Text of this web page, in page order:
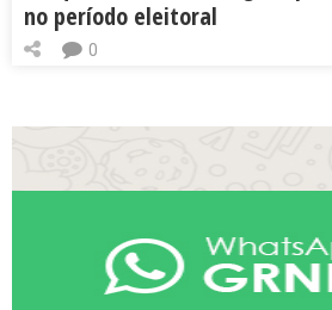
no período eleitoral
0